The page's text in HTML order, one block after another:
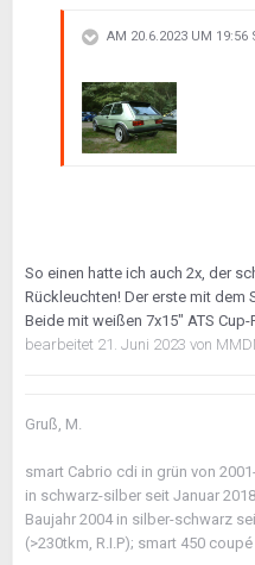
AM 20.6.2023 UM 19:56
So einen hatte ich auch 2x, der
Rückleuchten! Der erste mit dem
Beide mit weißen 7x15" ATS Cup-
bearbeitet 21. Juni 2023 von
Gruß, M.
smart Cabrio cdi in grün von
in schwarz-silber seit Januar
Baujahr 2004 in silber-schwarz
(>230tkm, R.I.P); smart 450